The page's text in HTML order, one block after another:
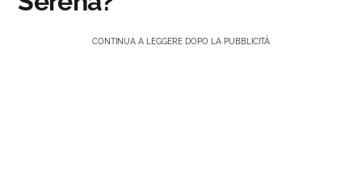
CONTINUA A LEGGERE DOPO LA PUBBLICITÀ